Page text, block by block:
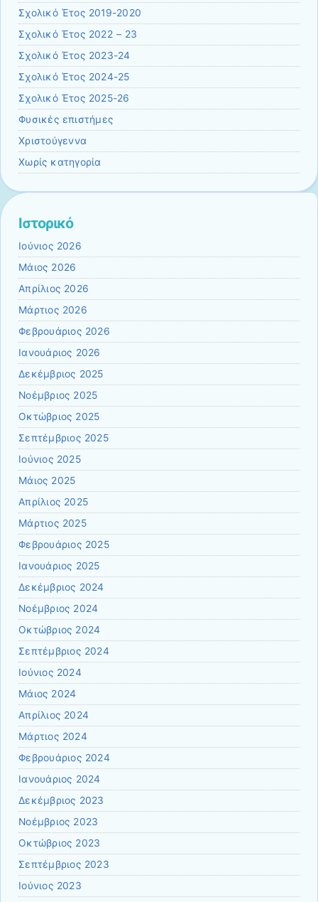
Σχολικό Έτος 2019-2020
Σχολικό Έτος 2022 – 23
Σχολικό Έτος 2023-24
Σχολικό Έτος 2024-25
Σχολικό Έτος 2025-26
Φυσικές επιστήμες
Χριστούγεννα
Χωρίς κατηγορία
Ιστορικό
Ιούνιος 2026
Μάιος 2026
Απρίλιος 2026
Μάρτιος 2026
Φεβρουάριος 2026
Ιανουάριος 2026
Δεκέμβριος 2025
Νοέμβριος 2025
Οκτώβριος 2025
Σεπτέμβριος 2025
Ιούνιος 2025
Μάιος 2025
Απρίλιος 2025
Μάρτιος 2025
Φεβρουάριος 2025
Ιανουάριος 2025
Δεκέμβριος 2024
Νοέμβριος 2024
Οκτώβριος 2024
Σεπτέμβριος 2024
Ιούνιος 2024
Μάιος 2024
Απρίλιος 2024
Μάρτιος 2024
Φεβρουάριος 2024
Ιανουάριος 2024
Δεκέμβριος 2023
Νοέμβριος 2023
Οκτώβριος 2023
Σεπτέμβριος 2023
Ιούνιος 2023